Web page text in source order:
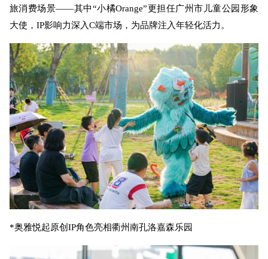
旅消费场景——其中“小橘Orange”更担任广州市儿童公园形象
大使，IP影响力深入C端市场，为品牌注入年轻化活力。
*奥雅悦起原创IP角色亮相衢州南孔洛嘉森乐园